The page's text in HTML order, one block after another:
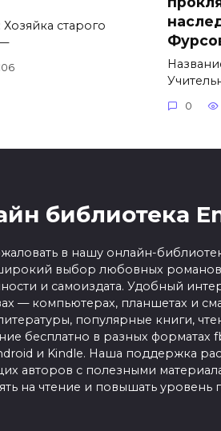
старого
0
библиотека
в нашу онлайн-
выбор любовных
и самоиздата. Удобный
— компьютерах, планшетах и
популярные книги,
бесплатно в разных форматах
и Kindle. Наша поддержка
авторов с полезными
на чтение и повышать уровень